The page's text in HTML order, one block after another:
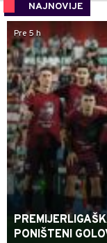
NAJNOVIJE
Pre 5 h
PONIŠTENI